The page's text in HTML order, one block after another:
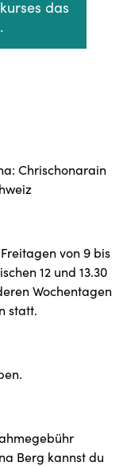
das
Chrischonarain
von 9 bis
12 und 13.30
Wochentagen
statt.
Berg kannst du